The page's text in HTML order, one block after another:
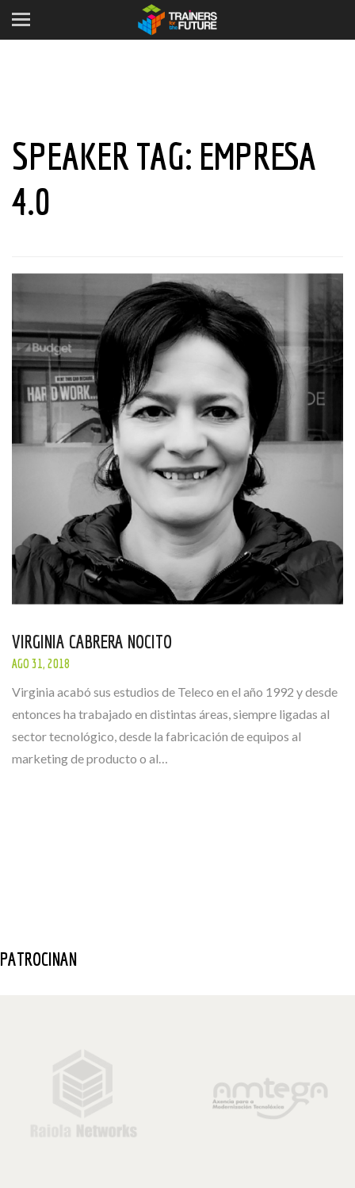
SPEAKER TAG: EMPRESA
4.0
VIRGINIA CABRERA NOCITO
AGO 31, 2018
Virginia acabó sus estudios de Teleco en el año 1992 y desde
entonces ha trabajado en distintas áreas, siempre ligadas al
sector tecnológico, desde la fabricación de equipos al
marketing de producto o al…
PATROCINAN